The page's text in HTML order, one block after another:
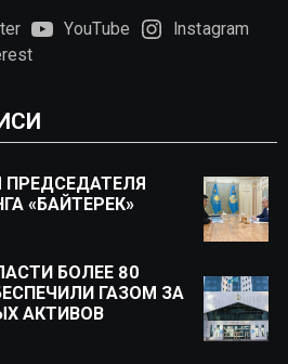
YouTube
Instagram
ПРЕДСЕДАТЕЛЯ
«БАЙТЕРЕК»
БОЛЕЕ 80
ГАЗОМ ЗА
АКТИВОВ